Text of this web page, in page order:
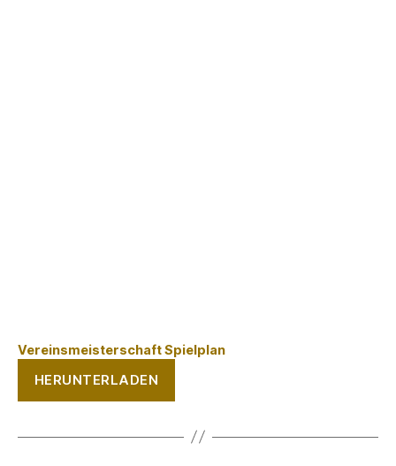
Vereinsmeisterschaft Spielplan
HERUNTERLADEN